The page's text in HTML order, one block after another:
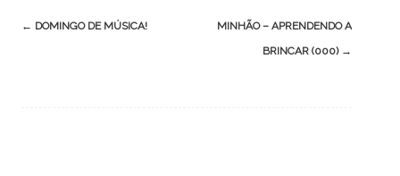
Post
← DOMINGO DE MÚSICA!
MINHÃO – APRENDENDO A
BRINCAR (000) →